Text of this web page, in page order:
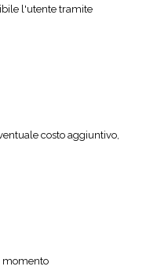
l'utente tramite
costo aggiuntivo,
momento